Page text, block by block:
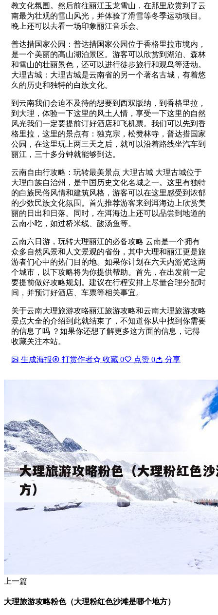
教文化氛围。然后前往丽江玉龙雪山，在那里欣赏到了云
南最为壮观的雪山风光，并体验了滑雪等冬季运动项目。
晚上还可以去看一场印象丽江音乐会。
普达措国家公园：普达措国家公园位于香格里拉市境内，
是一个美丽的高山湖泊景区。游客可以欣赏到湖泊、森林
和雪山的壮丽景色，还可以进行徒步旅行和观鸟等活动。
大理古城：大理古城是云南省的另一个著名古城，有着悠
久的历史和独特的白族文化。
到云南我们会迫不及待的想要到西双版纳，到香格里拉，
到大理，体验一下这里的风土人情，享受一下这里的自然
风光我们一定要提前订好酒店和飞机票。我们可以先到香
格里拉，这里的景点有：独克宗，松赞林寺，普达措国家
公园，在这里玩上两三天之后，就可以沿着路线坐汽车到
丽江，三十多分钟就能够到达。
云南自由行攻略：玩转最美景点 大理古城 大理古城位于
大理白族自治州，是中国历史文化名城之一。这里有独特
的白族民俗风情和建筑风格，游客可以在这里感受到浓郁
的少数民族文化氛围。首先推荐游客来到洱海边上欣赏美
丽的日出和日落。同时，在洱海边上还可以品尝到地道的
云南小吃，如过桥米线、酸汤鱼等。
云南六日游，玩转大理丽江的必备攻略 云南是一个拥有
众多自然风景和人文景观的省份，其中大理和丽江更是旅
游者们心中的热门目的地。如果你计划在六天内游览这两
个城市，以下攻略将为你提供帮助。首先，在出发前一定
要提前做好攻略规划。建议在行程安排上尽量合理分配时
间，并预订好酒店、车票等相关事宜。
关于云南大理旅游攻略丽江旅游攻略和云南大理旅游攻略
景点大全的介绍到此就结束了，不知道你从中找到你需要
的信息了吗 ？如果你还想了解更多这方面的信息，记得
收藏关注本站。
生成海报 打赏作者 收藏 0 点赞 0 分享
上一篇
大理旅游攻略粉色（大理粉红色沙滩是哪个地方）